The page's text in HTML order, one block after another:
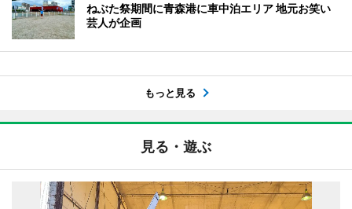
ねぶた祭期間に青森港に車中泊エリア 地元お笑い
芸人が企画
もっと見る
見る・遊ぶ